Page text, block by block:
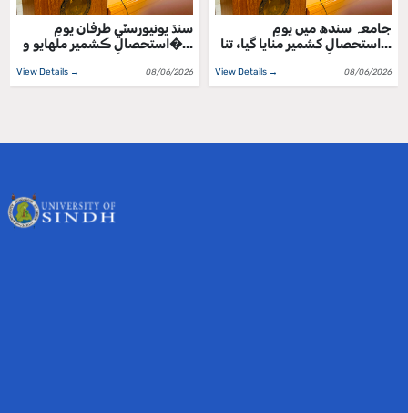
سنڌ يونيورسٽي طرفان يومِ
استحصالِ ڪشمير ملهايو و�...
View Details → 08/06/2026
جامعہ سندھ میں یومِ
استحصالِ کشمیر منایا گیا، تنا...
View Details → 08/06/2026